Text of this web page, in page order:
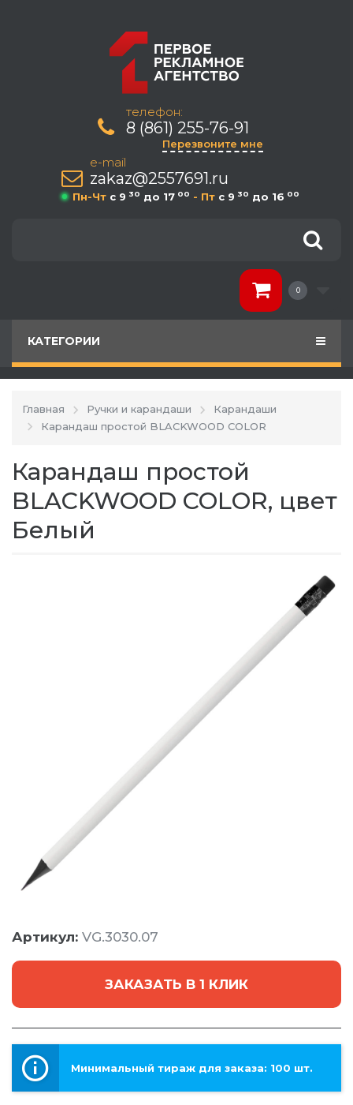
телефон:
8 (861) 255-76-91
Перезвоните мне
e-mail
zakaz@2557691.ru
Пн-Чт c 9 30 до 17 00 - Пт c 9 30 до 16 00
0
КАТЕГОРИИ
Главная Ручки и карандаши
Карандаши
Карандаш простой BLACKWOOD COLOR
Карандаш простой
BLACKWOOD COLOR, цвет
Белый
Артикул: VG.3030.07
ЗАКАЗАТЬ В 1 КЛИК
Минимальный тираж для заказа: 100 шт.